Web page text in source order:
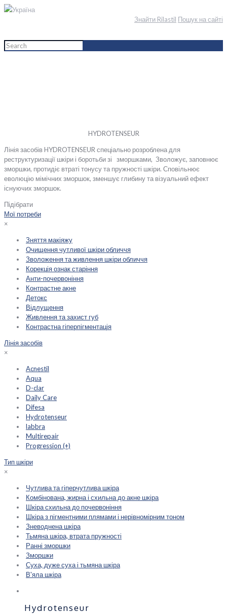
Україна
Знайти Rilastil Пошук на сайті
HYDROTENSEUR
Лінія засобів HYDROTENSEUR спеціально розроблена для
реструктуризації шкіри і боротьби зі зморшками, Зволожує, заповнює
зморшки, протидіє втраті тонусу та пружності шкіри. Сповільнює
еволюцію мімічних зморшок, зменшує глибину та візуальний ефект
існуючих зморшок.
Підібрати
Мої потреби
×
Зняття макіяжу
Очищення чутливої шкіри обличчя
Зволоження та живлення шкіри обличчя
Корекція ознак старіння
Анти-почервоніння
Контрастне акне
Детокс
Відлущення
Живлення та захист губ
Контрастна гіперпігментація
Лінія засобів
×
Acnestil
Aqua
D-clar
Daily Care
Difesa
Hydrotenseur
labbra
Multirepair
Progression (+)
Тип шкіри
×
Чутлива та гіперчутлива шкіра
Комбінована, жирна і схильна до акне шкіра
Шкіра схильна до почервоніння
Шкіра з пігментними плямами і нерівномірним тоном
Зневоднена шкіра
Тьмяна шкіра, втрата пружності
Ранні зморшки
Зморшки
Суха, дуже суха і тьмяна шкіра
В'яла шкіра
Hydrotenseur